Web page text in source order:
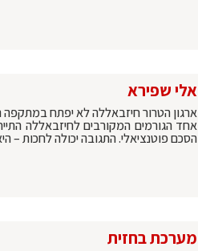
אלי שפירא
ארגון הטרור חיזבאללה לא יפתח
אחד הגורמים המקורבים לחיזבאללה
הסכם פוטנציאלי. התגובה יכולה לחכות –
מערכת בחזית